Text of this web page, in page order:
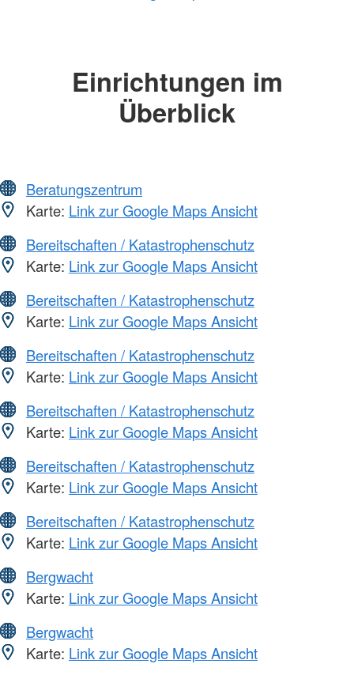
Einrichtungen im
Überblick
Beratungszentrum
Karte: Link zur Google Maps Ansicht
Bereitschaften / Katastrophenschutz
Karte: Link zur Google Maps Ansicht
Bereitschaften / Katastrophenschutz
Karte: Link zur Google Maps Ansicht
Bereitschaften / Katastrophenschutz
Karte: Link zur Google Maps Ansicht
Bereitschaften / Katastrophenschutz
Karte: Link zur Google Maps Ansicht
Bereitschaften / Katastrophenschutz
Karte: Link zur Google Maps Ansicht
Bereitschaften / Katastrophenschutz
Karte: Link zur Google Maps Ansicht
Bergwacht
Karte: Link zur Google Maps Ansicht
Bergwacht
Karte: Link zur Google Maps Ansicht